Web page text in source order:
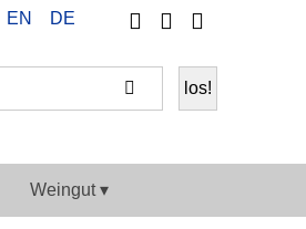
Telefon
Ihr
EN DE
Weingut ▾